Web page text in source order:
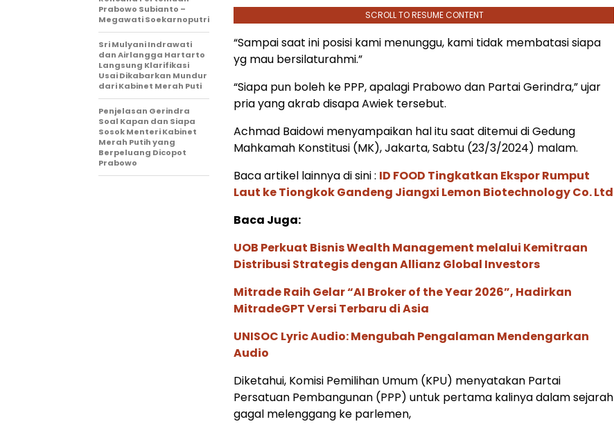
SCROLL TO RESUME CONTENT
“Sampai saat ini posisi kami menunggu, kami tidak membatasi siapa
yg mau bersilaturahmi.”
“Siapa pun boleh ke PPP, apalagi Prabowo dan Partai Gerindra,” ujar
pria yang akrab disapa Awiek tersebut.
Achmad Baidowi menyampaikan hal itu saat ditemui di Gedung
Mahkamah Konstitusi (MK), Jakarta, Sabtu (23/3/2024) malam.
Baca artikel lainnya di sini : ID FOOD Tingkatkan Ekspor Rumput
Laut ke Tiongkok Gandeng Jiangxi Lemon Biotechnology Co. Ltd
Baca Juga:
UOB Perkuat Bisnis Wealth Management melalui Kemitraan
Distribusi Strategis dengan Allianz Global Investors
Mitrade Raih Gelar “AI Broker of the Year 2026”, Hadirkan
MitradeGPT Versi Terbaru di Asia
UNISOC Lyric Audio: Mengubah Pengalaman Mendengarkan
Audio
Diketahui, Komisi Pemilihan Umum (KPU) menyatakan Partai
Persatuan Pembangunan (PPP) untuk pertama kalinya dalam sejarah
gagal melenggang ke parlemen,
Prabowo Subianto –
Megawati Soekarnoputri
Sri Mulyani Indrawati
dan Airlangga Hartarto
Langsung Klarifikasi
Usai Dikabarkan Mundur
dari Kabinet Merah Puti
Penjelasan Gerindra
Soal Kapan dan Siapa
Sosok Menteri Kabinet
Merah Putih yang
Berpeluang Dicopot
Prabowo